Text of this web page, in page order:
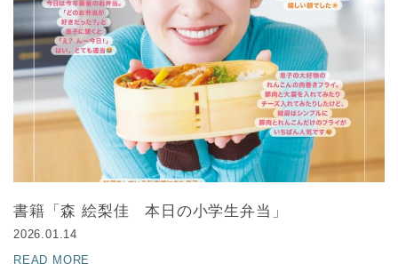
書籍「森 絵梨佳 本日の小学生弁当」
2026.01.14
READ MORE